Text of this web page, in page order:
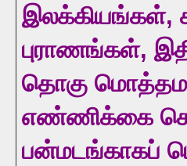
இலக்கியங்கள்,
புராணங்கள்,
தொகு
எண்ணிக்கை
பன்மடங்காகப்